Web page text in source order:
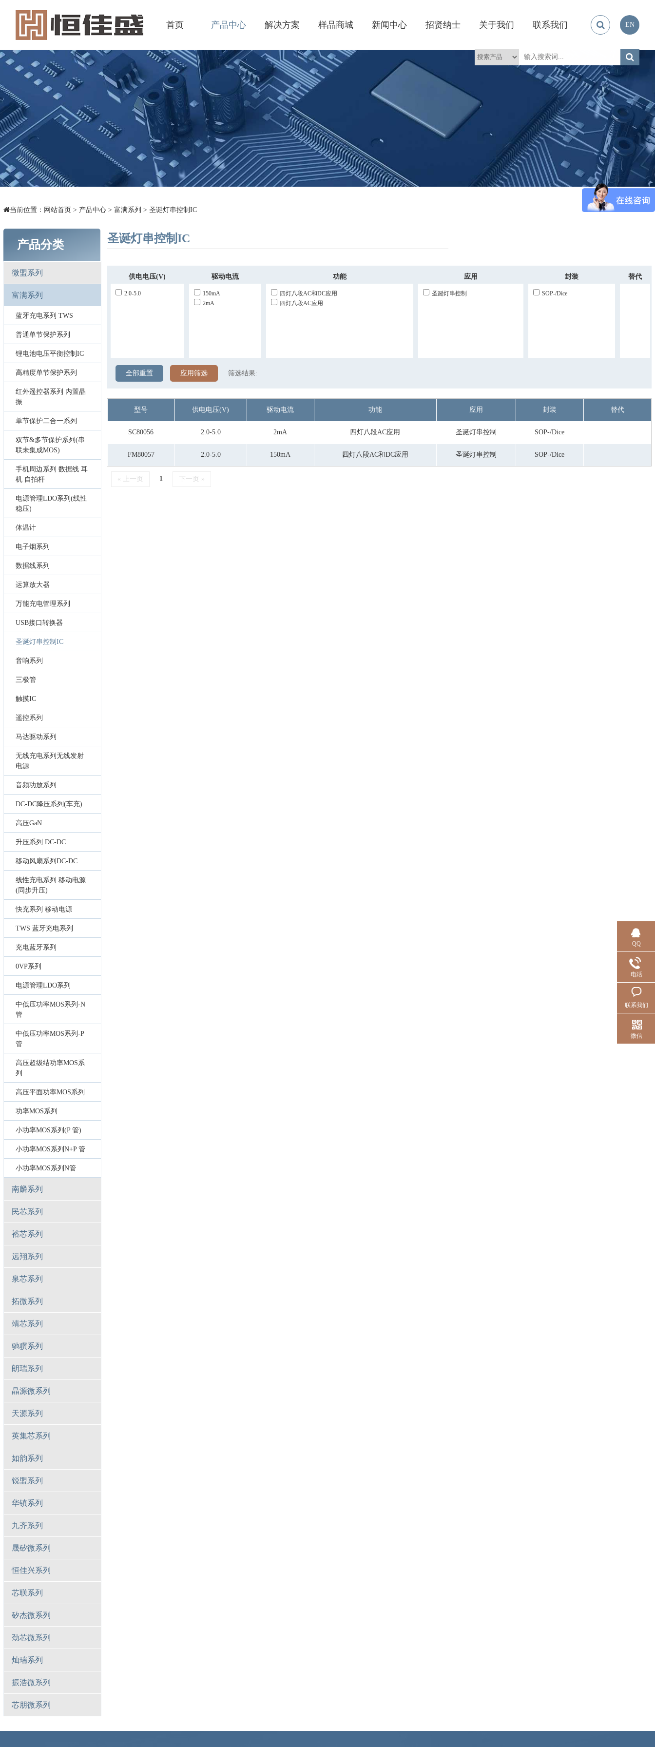
EN
首页 产品中心 解决方案 样品商城 新闻中心 招贤纳士 关于我们 联系我们
当前位置： 网站首页 > 产品中心> 富满系列 > 圣诞灯串控制IC
产品分类
微盟系列
富满系列
蓝牙充电系列 TWS
普通单节保护系列
锂电池电压平衡控制IC
高精度单节保护系列
红外遥控器系列 内置晶
振
单节保护二合一系列
双节&多节保护系列(串
联未集成MOS)
手机周边系列 数据线 耳
机 自拍杆
电源管理LDO系列(线性
稳压)
体温计
电子烟系列
数据线系列
运算放大器
万能充电管理系列
USB接口转换器
圣诞灯串控制IC
音响系列
三极管
触摸IC
遥控系列
马达驱动系列
无线充电系列无线发射
电源
音频功放系列
DC-DC降压系列(车充)
高压GaN
升压系列 DC-DC
移动风扇系列DC-DC
线性充电系列 移动电源
(同步升压)
快充系列 移动电源
TWS 蓝牙充电系列
充电蓝牙系列
0VP系列
电源管理LDO系列
中低压功率MOS系列-N
管
中低压功率MOS系列-P
管
高压超级结功率MOS系
列
高压平面功率MOS系列
功率MOS系列
小功率MOS系列(P 管)
小功率MOS系列N+P 管
小功率MOS系列N管
南麟系列
民芯系列
裕芯系列
远翔系列
泉芯系列
拓微系列
靖芯系列
驰骥系列
朗瑞系列
晶源微系列
天源系列
英集芯系列
如韵系列
锐盟系列
华镇系列
九齐系列
晟矽微系列
恒佳兴系列
芯联系列
矽杰微系列
劲芯微系列
灿瑞系列
振浩微系列
芯朋微系列
圣诞灯串控制IC
供电电压(V) 驱动电流 功能 应用 封装 替代
2.0-5.0
150mA
2mA
四灯八段AC和DC应用
四灯八段AC应用
圣诞灯串控制 SOP-/dice
全部重置 应用筛选 筛选结果:
型号 供电电压(V) 驱动电流 功能 应用 封装 替代
SC80056 2.0-5.0 2mA 四灯八段AC应用 圣诞灯串控制 SOP-/dice
FM80057 2.0-5.0 150mA 四灯八段AC和DC应用 圣诞灯串控制 SOP-/dice
« 上一页 1 下一页 »
QQ
电话
联系我们
微信